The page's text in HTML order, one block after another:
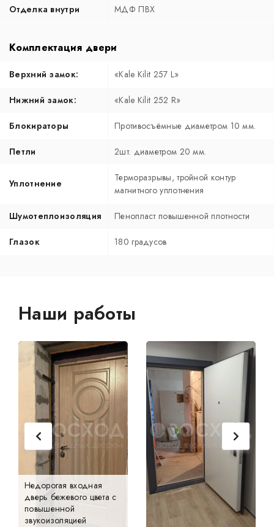
Отделка внутри МДФ ПВХ
Комплектация двери
Верхний замок: «Kale Kilit 257 L»
Нижний замок: «Kale Kilit 252 R»
Блокираторы Противосъёмные диаметром 10 мм.
Петли 2шт. диаметром 20 мм.
Уплотнение
Терморазрывы, тройной контур
магнитного уплотнения
Шумотеплоизоляция Пенопласт повышенной плотности
Глазок 180 градусов
Наши работы
Недорогая входная
дверь бежевого цвета с
повышенной
звукоизоляцией